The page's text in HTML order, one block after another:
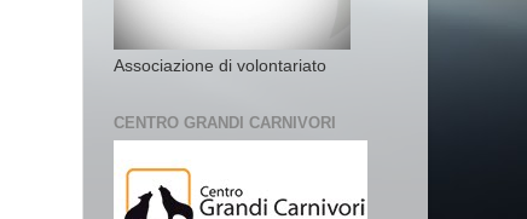
Associazione di volontariato
CENTRO GRANDI CARNIVORI